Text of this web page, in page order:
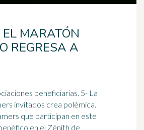
MARATÓN
REGRESA A
beneficiarias. 5- La
invitados crea polémica.
que participan en este
en el Zénith de